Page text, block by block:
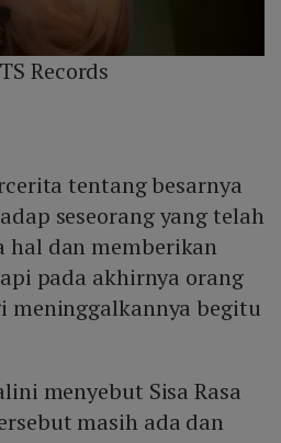
Records
tentang besarnya
seseorang yang telah
hal dan memberikan
pada akhirnya orang
meninggalkannya begitu
menyebut Sisa Rasa
masih ada dan